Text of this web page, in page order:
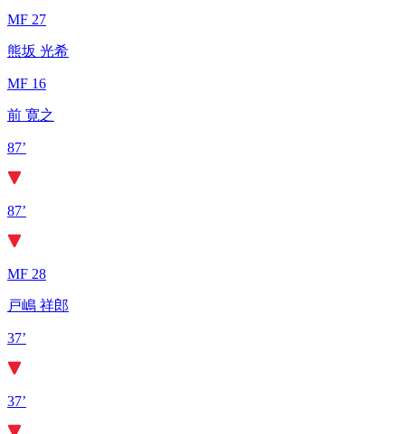
MF 27
熊坂 光希
MF 16
前 寛之
87’
87’
MF 28
戸嶋 祥郎
37’
37’